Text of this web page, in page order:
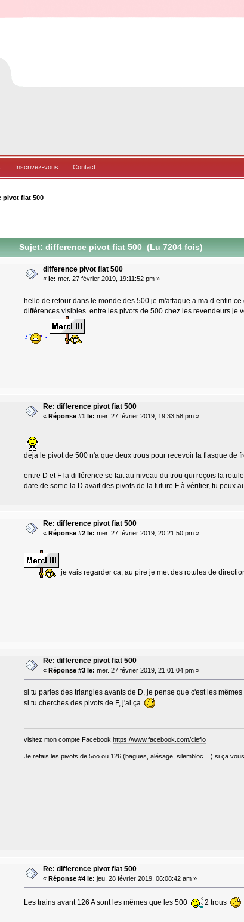
Inscrivez-vous Contact
pivot fiat 500
Sujet: difference pivot fiat 500 (Lu 7204 fois)
difference pivot fiat 500
« le: mer. 27 février 2019, 19:11:52 pm »
hello de retour dans le monde des 500 je m'attaque a ma d enfin
différences visibles entre les pivots de 500 chez les revendeurs je
Re: difference pivot fiat 500
« Réponse #1 le: mer. 27 février 2019, 19:33:58 pm »
deja le pivot de 500 n'a que deux trous pour recevoir la flasque de
entre D et F la différence se fait au niveau du trou qui reçois la
date de sortie la D avait des pivots de la future F à vérifier, tu peux
Re: difference pivot fiat 500
« Réponse #2 le: mer. 27 février 2019, 20:21:50 pm »
je vais regarder ca, au pire je met des rotules de
Re: difference pivot fiat 500
« Réponse #3 le: mer. 27 février 2019, 21:01:04 pm »
si tu parles des triangles avants de D, je pense que c'est les mêmes
si tu cherches des pivots de F, j'ai ça.
visitez mon compte Facebook https://www.facebook.com/cleflo
Je refais les pivots de 5oo ou 126 (bagues, alésage, silembloc ...) si ça
Re: difference pivot fiat 500
« Réponse #4 le: jeu. 28 février 2019, 06:08:42 am »
Les trains avant 126 A sont les mêmes que les 500 2 trous